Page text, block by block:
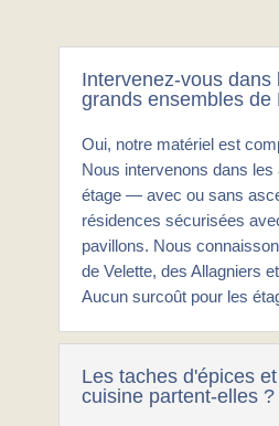
Intervenez-vous dans
grands ensembles de
Oui, notre matériel est
Nous intervenons dans les
étage — avec ou sans
résidences sécurisées
pavillons. Nous
de Velette, des Allagniers
Aucun surcoût pour les
Les taches d'épices
cuisine partent-elles ?